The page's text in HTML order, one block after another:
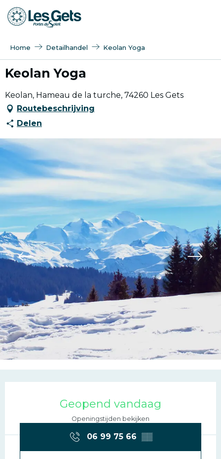
Aller
au
Home Detailhandel Keolan Yoga
Keolan Yoga
Keolan, Hameau de la turche, 74260 Les Gets
Routebeschrijving
Delen
Openingstijden en
Geopend vandaag
Openingstijden bekijken
06 99 75 66 ▒▒